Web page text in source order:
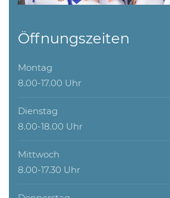
Öffnungszeiten
Montag
8.00-17.00 Uhr
Dienstag
8.00-18.00 Uhr
Mittwoch
8.00-17.30 Uhr